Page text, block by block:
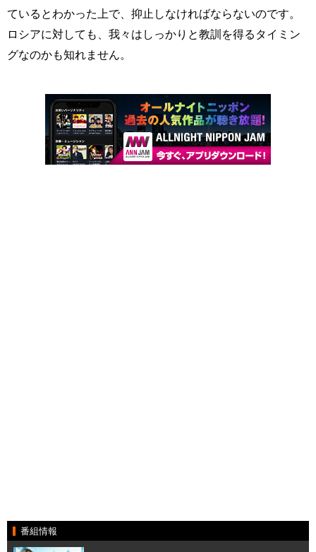
ているとわかった上で、抑止しなければならないのです。
ロシアに対しても、我々はしっかりと教訓を得るタイミン
グなのかも知れません。
番組情報